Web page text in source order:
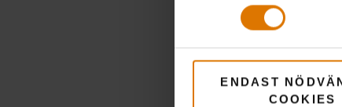
ENDAST
COOKIES